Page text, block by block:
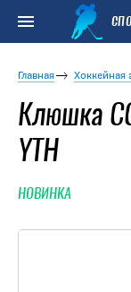
Главная Хоккейная
Клюшка
YTH
НОВИНКА